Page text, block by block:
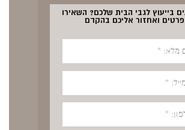
בייעוץ לגבי הבית שלכם? השאירו
פרטים ואחזור אליכם בהקדם